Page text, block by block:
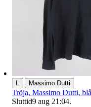
| Massimo Dutti
Tröja, Massimo Dutti,
Sluttid9 aug 21:04.